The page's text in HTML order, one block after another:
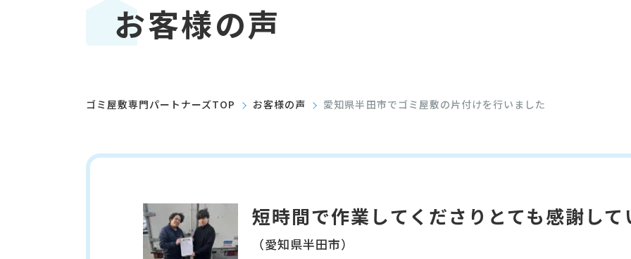
お客様の声
ゴミ屋敷専門パートナーズTOP お客様の声 愛知県半田市でゴミ屋敷の片付けを行いました
短時間で作業してくださりとても感謝して
（愛知県半田市）